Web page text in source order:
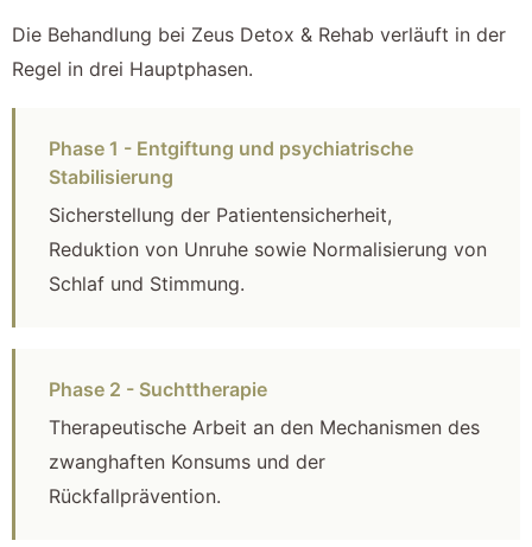
Die Behandlung bei Zeus Detox & Rehab verläuft in der
Regel in drei Hauptphasen.
Phase 1 - Entgiftung und psychiatrische
Stabilisierung
Sicherstellung der Patientensicherheit,
Reduktion von Unruhe sowie Normalisierung von
Schlaf und Stimmung.
Phase 2 - Suchttherapie
Therapeutische Arbeit an den Mechanismen des
zwanghaften Konsums und der
Rückfallprävention.